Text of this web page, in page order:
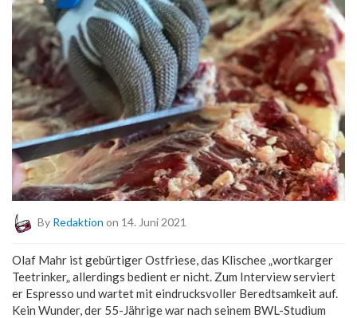
By Redaktion on 14. Juni 2021
Olaf Mahr ist gebürtiger Ostfriese, das Klischee „wortkarger
Teetrinker„allerdings bedient er nicht. Zum Interview serviert
er Espresso und wartet mit eindrucksvoller Beredtsamkeit auf.
Kein Wunder, der 55-Jährige war nach seinem BWL-Studium